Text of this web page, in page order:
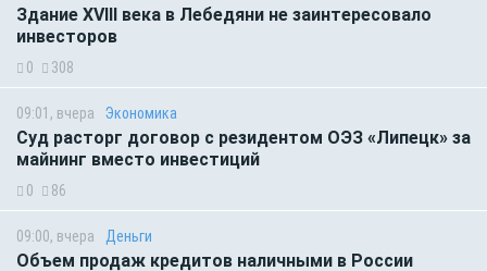
Здание XVIII века в Лебедяни не заинтересовало
инвесторов
0 308
09:01, вчера Экономика
Суд расторг договор с резидентом ОЭЗ «Липецк» за
майнинг вместо инвестиций
0 86
09:00, вчера Деньги
Объем продаж кредитов наличными в России